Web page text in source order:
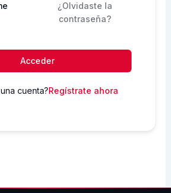
¿Olvidaste la
contraseña?
Acceder
cuenta?Regístrate ahora